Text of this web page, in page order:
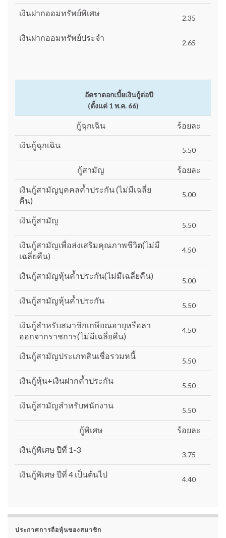
เงินฝากออมทรัพย์พิเศษ
2.35
เงินฝากออมทรัพย์ประจำ
2.65
อัตราดอกเบี้ยเงินกู้ต่อปี
(ตั้งแต่ 1 พ.ค. 66)
กู้ฉุกเฉิน ร้อยละ
เงินกู้ฉุกเฉิน
5.50
กู้สามัญ ร้อยละ
เงินกู้สามัญบุคคลค้ำประกัน (ไม่มีเฉลี่ย
คืน)
5.00
เงินกู้สามัญ
5.50
เงินกู้สามัญเพื่อส่งเสริมคุณภาพชีวิต(ไม่มี
เฉลี่ยคืน)
4.50
เงินกู้สามัญหุ้นค้ำประกัน(ไม่มีเฉลี่ยคืน)
5.00
เงินกู้สามัญหุ้นค้ำประกัน
5.50
เงินกู้สำหรับสมาชิกเกษียณอายุหรือลา
ออกจากราชการ(ไม่มีเฉลี่ยคืน)
4.50
เงินกู้สามัญประเภทสินเชื่อรวมหนี้
5.50
เงินกู้หุ้น+เงินฝากค้ำประกัน
5.50
เงินกู้สามัญสำหรับพนักงาน
5.50
กู้พิเศษ ร้อยละ
เงินกู้พิเศษ ปีที่ 1-3
3.75
เงินกู้พิเศษ ปีที่ 4 เป็นต้นไป
4.40
ประกาศการถือหุ้นของสมาชิก